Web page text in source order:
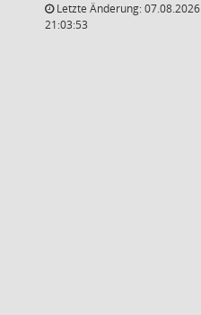
Letzte Änderung: 07.08.2026
21:03:53